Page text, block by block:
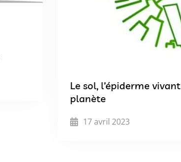
Le sol, l’épiderme
planète
17 avril 2023